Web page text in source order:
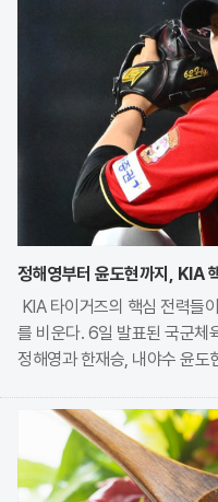
정해영부터 윤도현까지, KIA
KIA 타이거즈의 핵심 전력들
를 비운다. 6일 발표된 국군체
정해영과 한재승, 내야수 윤도
을 보였으나, 최종적으로 구단